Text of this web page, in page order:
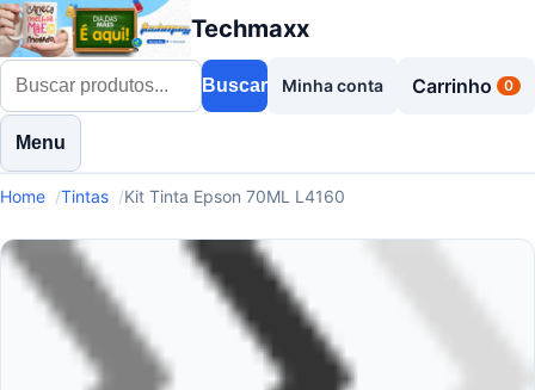
Techmaxx
Buscar Minha conta Carrinho 0
Menu
Home Tintas Kit Tinta Epson 70ML L4160